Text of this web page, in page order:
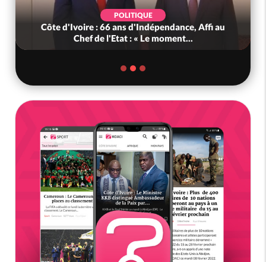
Affi au
moment...
POLITIQUE
Côte d'Ivoire : PDCI, l'ancienneté
Bureau Politique